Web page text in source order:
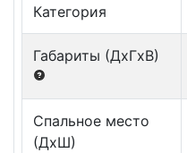
Категория
Габариты (ДxГxВ)
Спальное место
(ДxШ)